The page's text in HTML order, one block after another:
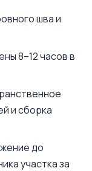
шва и
8–12 часов в
и сборка
до
участка за